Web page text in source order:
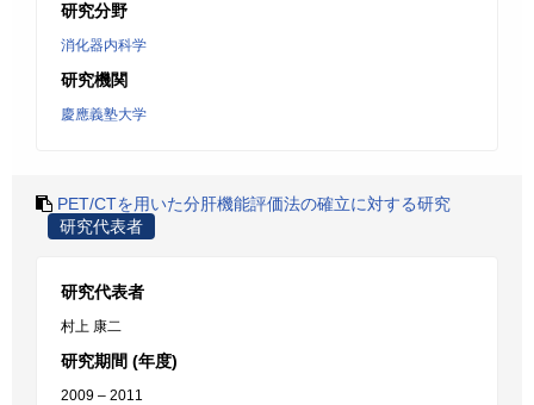
研究分野
消化器内科学
研究機関
慶應義塾大学
PET/CTを用いた分肝機能評価法の確立に対する研究
研究代表者
研究代表者
村上 康二
研究期間 (年度)
2009 – 2011